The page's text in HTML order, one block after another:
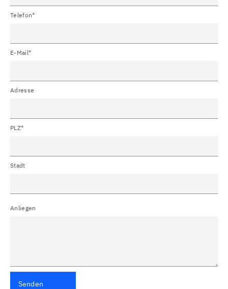
Telefon*
E-Mail*
Adresse
PLZ*
Stadt
Anliegen
Senden